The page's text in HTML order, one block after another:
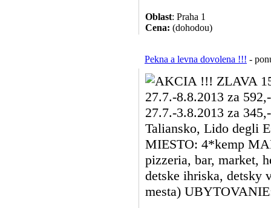
Oblast: Praha 1
Cena: (dohodou)
Pekna a levna dovolena !!! -
AKCIA !!! ZLAVA
27.7.-8.8.2013 za
27.7.-3.8.2013 za
Taliansko, Lido degli
MIESTO: 4*kemp
pizzeria, bar, market,
detske ihriska, detsky
mesta)